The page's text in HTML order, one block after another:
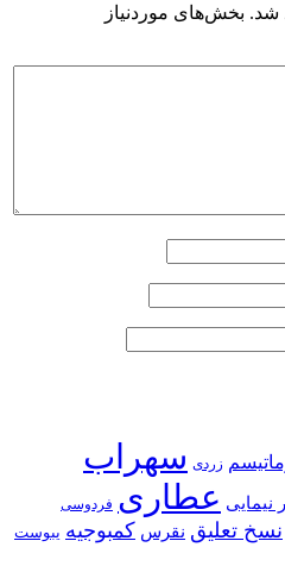
شد. بخش‌های موردنیاز
زردی سهراب
نیمایی عطاری فردوسی
نسخ تعلیق نقرس کمبوجیه یبوست